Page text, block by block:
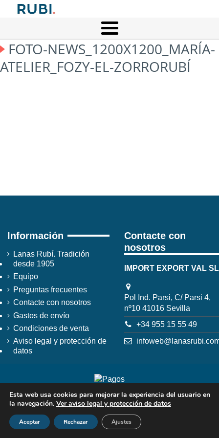
FOTO-NEWS_1200X1200_MARÍA-
ATELIER_FOZY-EL-ZORRORUBÍ
Información
Lanas Rubí. Tradición
desde 1905
Equipo
Preguntas frecuentes
Contacte con nosotros
Gastos de envío
Condiciones de venta
Aviso legal y protección de
datos
Contacte con
nosotros
IMPORT EXPORT VAL SL
Pol Ind. Parsi, C/ Parsi 4,
nº10 41016 Sevilla
+34 955 15 55 49
Esta web usa cookies para mejorar la experiencia del usuario en
la navegación. Ver aviso legal y protección de datos
Aceptar Rechazar Ajustes